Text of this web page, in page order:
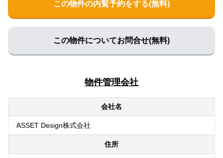
この物件の内覧予約をする(無料)
この物件についてお問合せ(無料)
物件管理会社
会社名
ASSET Design株式会社
住所